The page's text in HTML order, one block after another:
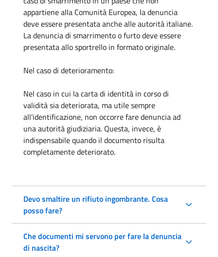
appartiene alla Comunità Europea, la denuncia
deve essere presentata anche alle autorità italiane.
La denuncia di smarrimento o furto deve essere
presentata allo sportrello in formato originale.
Nel caso di deterioramento:
Nel caso in cui la carta di identità in corso di
validità sia deteriorata, ma utile sempre
all'identificazione, non occorre fare denuncia ad
una autorità giudiziaria. Questa, invece, è
indispensabile quando il documento risulta
completamente deteriorato.
Devo smaltire un rifiuto ingombrante. Cosa
posso fare?
Che documenti mi servono per fare la denuncia
di nascita?